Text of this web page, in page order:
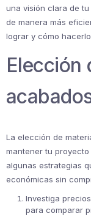
una visión clara de
de manera más
lograr y cómo
Elección
La elección de
mantener tu
algunas estrategias
económicas sin
Investiga
para comparar